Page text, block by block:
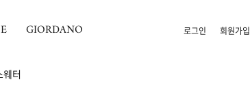
GIORDANO 로그인 회원가입
터